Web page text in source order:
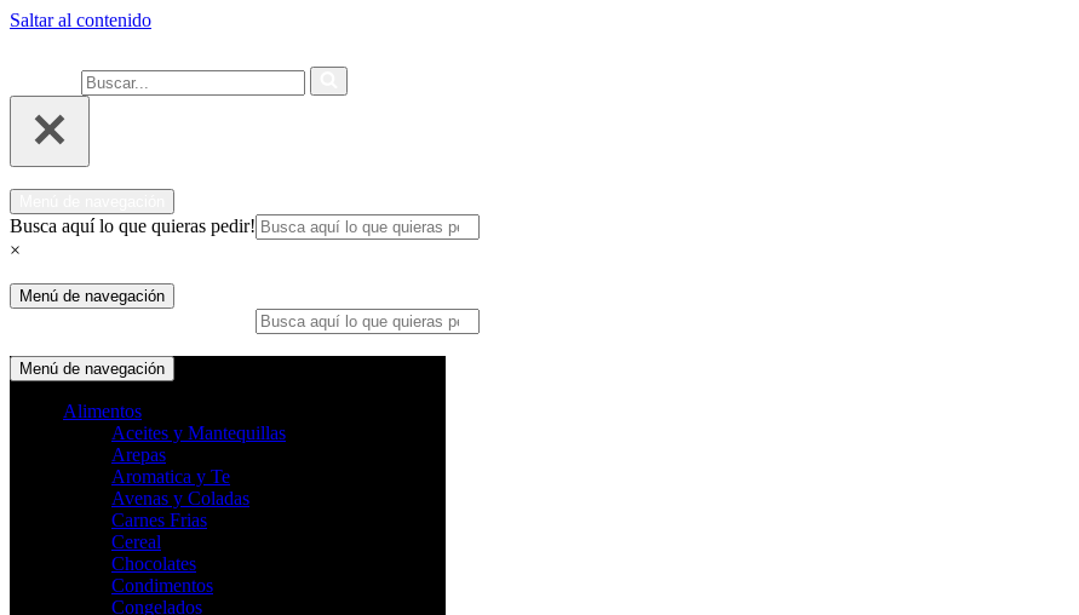
Saltar al contenido
Busca aquí lo que quieras pedir!
×
Menú de navegación
Menú de navegación
Alimentos
Aceites y Mantequillas
Arepas
Aromatica y Te
Avenas y Coladas
Carnes Frias
Cereal
Chocolates
Condimentos
Congelados